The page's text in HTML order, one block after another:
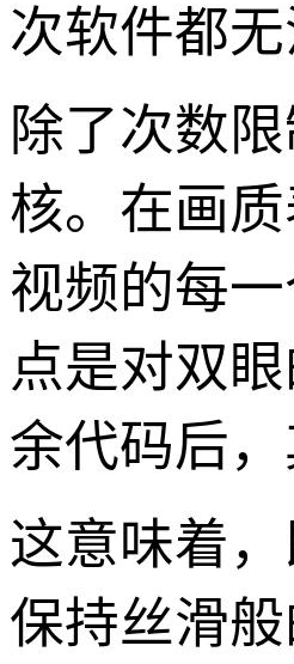
次软件都
除了次数
核。在画
视频的每
点是对双
余代码后
这意味着
保持丝滑